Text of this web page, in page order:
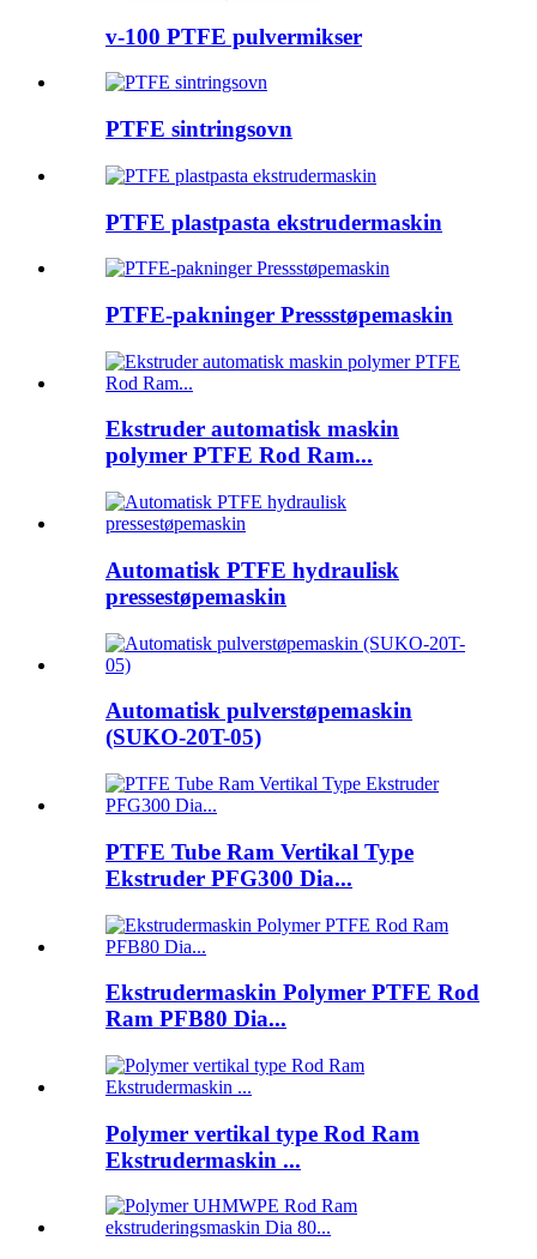
v-100 PTFE pulvermikser
PTFE sintringsovn
PTFE plastpasta ekstrudermaskin
PTFE-pakninger Pressstøpemaskin
Ekstruder automatisk maskin
polymer PTFE Rod Ram...
Automatisk PTFE hydraulisk
pressestøpemaskin
Automatisk pulverstøpemaskin
(SUKO-20T-05)
PTFE Tube Ram Vertikal Type
Ekstruder PFG300 Dia...
Ekstrudermaskin Polymer PTFE Rod
Ram PFB80 Dia...
Polymer vertikal type Rod Ram
Ekstrudermaskin ...